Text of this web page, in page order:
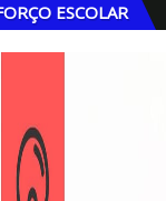
ESCOLAR